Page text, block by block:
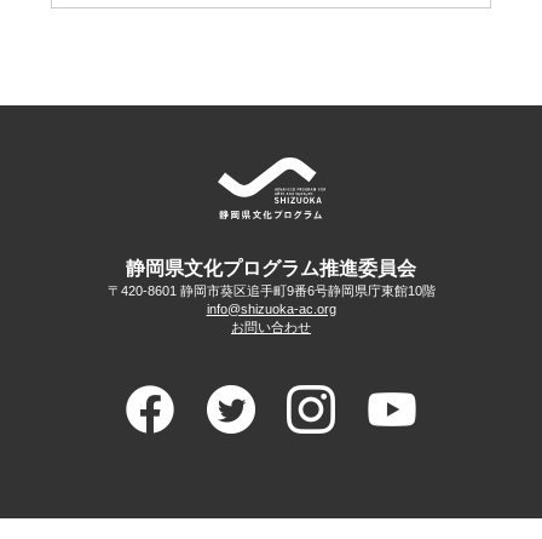
静岡県文化プログラム推進委員会
〒420-8601 静岡市葵区追手町9番6号静岡県庁東館10階
info@shizuoka-ac.org
お問い合わせ